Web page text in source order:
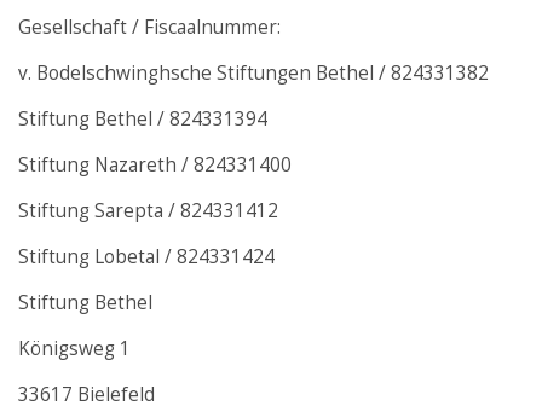
Gesellschaft / Fiscaalnummer:
v. Bodelschwinghsche Stiftungen Bethel / 824331382
Stiftung Bethel / 824331394
Stiftung Nazareth / 824331400
Stiftung Sarepta / 824331412
Stiftung Lobetal / 824331424
Stiftung Bethel
Königsweg 1
33617 Bielefeld